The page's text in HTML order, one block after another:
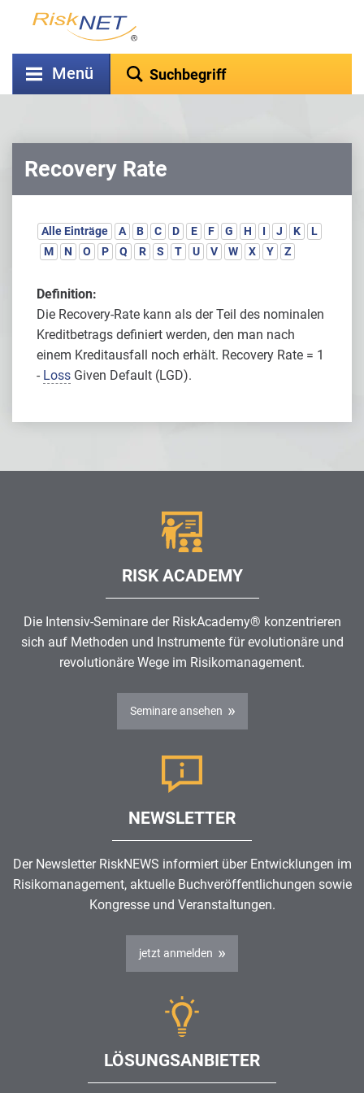
Menü
Recovery Rate
Alle Einträge A B C D E F G H I J K
L
M
N O P Q R S T U V W X Y Z
Definition:
Die Recovery-Rate kann als der Teil des nominalen
Kreditbetrags definiert werden, den man nach
einem Kreditausfall noch erhält. Recovery Rate = 1
- Loss Given Default (LGD).
RISK ACADEMY
Die Intensiv-Seminare der RiskAcademy® konzentrieren
sich auf Methoden und Instrumente für evolutionäre und
revolutionäre Wege im Risikomanagement.
Seminare ansehen
NEWSLETTER
Der Newsletter RiskNEWS informiert über Entwicklungen im
Risikomanagement, aktuelle Buchveröffentlichungen sowie
Kongresse und Veranstaltungen.
jetzt anmelden
LÖSUNGSANBIETER